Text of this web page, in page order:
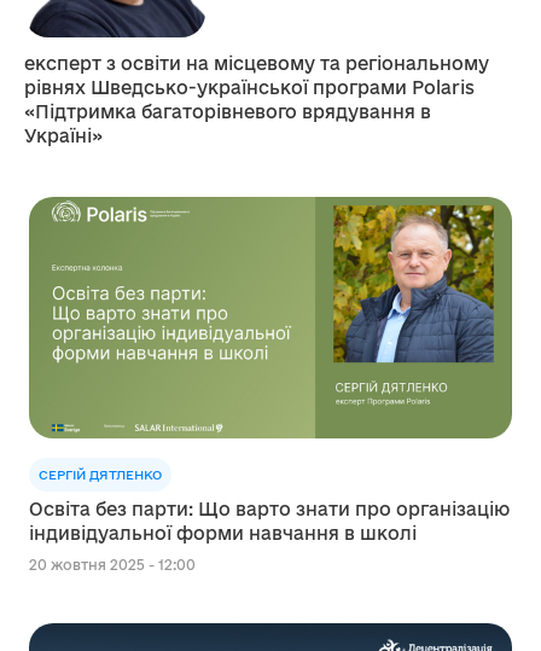
експерт з освіти на місцевому та регіональному
рівнях Шведсько-української програми Polaris
«Підтримка багаторівневого врядування в
Україні»
СЕРГІЙ ДЯТЛЕНКО
Освіта без парти: Що варто знати про організацію
індивідуальної форми навчання в школі
20 жовтня 2025 - 12:00